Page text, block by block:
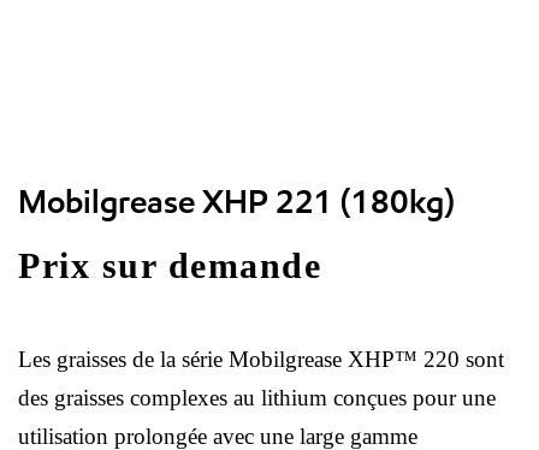
Mobilgrease XHP 221 (180kg)
Prix sur demande
Les graisses de la série Mobilgrease XHP™ 220 sont
des graisses complexes au lithium conçues pour une
utilisation prolongée avec une large gamme